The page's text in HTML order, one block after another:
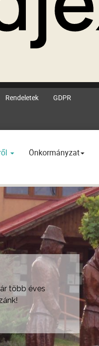
Rendeletek GDPR
Önkormányzat
több éves